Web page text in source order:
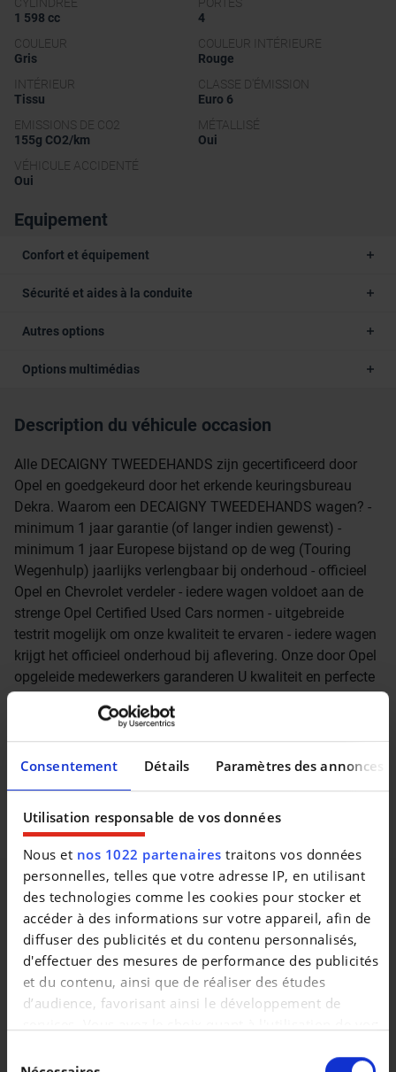
Consentement Détails Paramètres des annonces
Utilisation responsable de vos données
Nous et nos 1022 partenaires traitons vos données
personnelles, telles que votre adresse IP, en utilisant
des technologies comme les cookies pour stocker et
accéder à des informations sur votre appareil, afin de
diffuser des publicités et du contenu personnalisés,
d'effectuer des mesures de performance des publicités
et du contenu, ainsi que de réaliser des études
d’audience, favorisant ainsi le développement de
services. Vous avez le choix quant à l'utilisation de vos
retirer votre consentement à tout moment en
CYLINDRÉE
1 598 cc
PORTES
4
COULEUR
Gris
COULEUR INTÉRIEURE
Rouge
INTÉRIEUR
Tissu
CLASSE D'ÉMISSION
Euro 6
EMISSIONS DE CO2
155g CO2/km
MÉTALLISÉ
Oui
VÉHICULE ACCIDENTÉ
Oui
Equipement
Confort et équipement
Sécurité et aides à la conduite
Autres options
Options multimédias
Description du véhicule occasion
Alle DECAIGNY TWEEDEHANDS zijn gecertificeerd door
Opel en goedgekeurd door het erkende keuringsbureau
Dekra. Waarom een DECAIGNY TWEEDEHANDS wagen? -
minimum 1 jaar garantie (of langer indien gewenst) -
minimum 1 jaar Europese bijstand op de weg (Touring
Wegenhulp) jaarlijks verlengbaar bij onderhoud - officieel
Opel en Chevrolet verdeler - iedere wagen voldoet aan de
strenge Opel Certified Used Cars normen - uitgebreide
testrit mogelijk om onze kwaliteit te ervaren - iedere wagen
krijgt het officieel onderhoud bij aflevering. Onze door Opel
opgeleide medewerkers garanderen U kwaliteit en perfecte
Bedankt voor uw interesse in onze diensten. Familie
Decaigny en het ganse team. ‘Exclusief 170€ kosten
rijklaar eindgebruiker België: Matten, nummerplaat
wagen, technische keuring